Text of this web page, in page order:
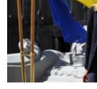
Learning English
СОЦИАЛЬНЫЕ СЕТИ